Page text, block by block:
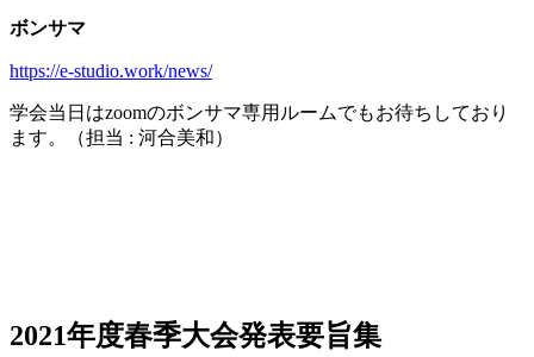
ボンサマ
https://e-studio.work/news/
学会当日はzoomのボンサマ専用ルームでもお待ちしており
ます。（担当 : 河合美和）
2021年度春季大会発表要旨集